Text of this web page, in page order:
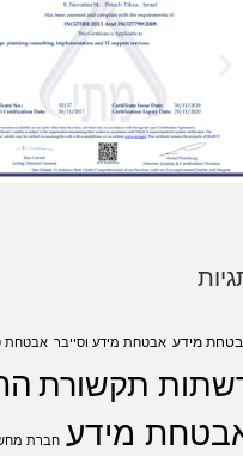
מידע אבטחת מידע וסייבר אבטחת
תקשורת
מידע חברת